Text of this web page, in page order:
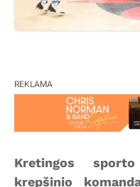
REKLAMA
Kretingos
krepšinio